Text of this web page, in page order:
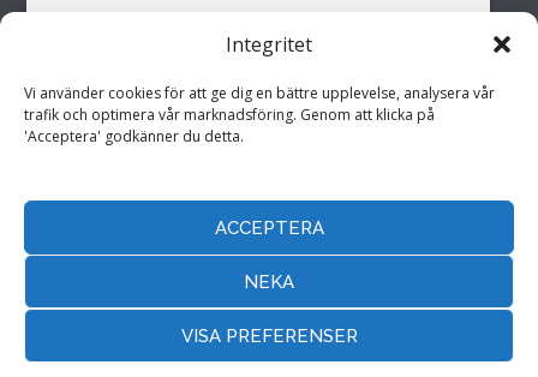
Integritet
Vi använder cookies för att ge dig en bättre upplevelse, analysera vår
trafik och optimera vår marknadsföring. Genom att klicka på
'Acceptera' godkänner du detta.
ACCEPTERA
NEKA
VISA PREFERENSER
cookies och aktivera detta innehåll
Hemsida drivs avAnnonspartner Sverige AB